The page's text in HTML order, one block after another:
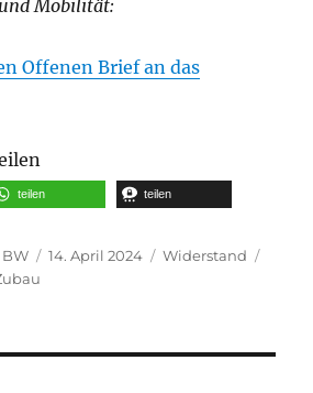
Mobilität:
Offenen Brief an das
teilen teilen
Veröffentlicht
14. April 2024 Kategorien
Widerstand